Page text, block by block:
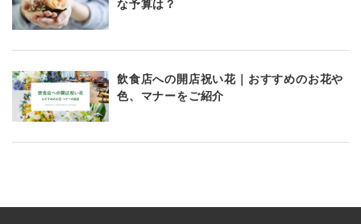
な予算は？
飲食店への開店祝い花｜おすすめのお花や
色、マナーをご紹介